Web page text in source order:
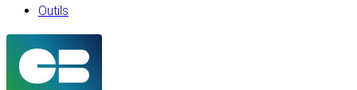
Outils